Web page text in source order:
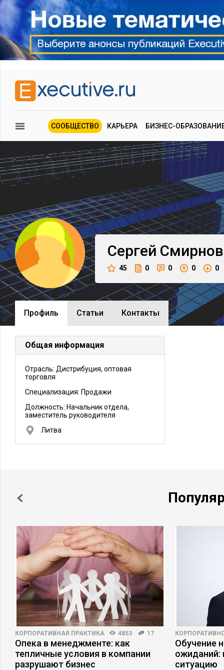
СООБЩЕСТВО КАРЬЕРА БИЗНЕС-
Сергей Смирнов
45 0 0 0 0
Профиль Cтатьи Контакты
Общая информация
Отрасль: Дистрибуция, оптовая
торговля
Специализация: Продажи
Должность: Начальник отдела,
заместитель руководителя
Литва
КОРПОРАТИВНАЯ ПРАКТИКА 4853 17
Опека в менеджменте: как
тепличные условия в компании
разрушают бизнес
Обучение
ожиданий:
ситуацию